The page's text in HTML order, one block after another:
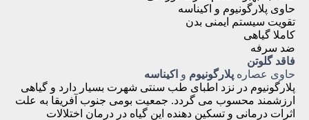
حاوی پلارگونیوم و اکیناسه
تقویت سیستم ایمنی بدن
کاملا گیاهی
ضد سرفه
فاقد گلوتن
حاوی عصاره پلارگونیوم و اکیناسه
پلارگونیوم در نزد اطبای طب سنتی شهرت بسیار دارد و گیاهی
ارزشمند محسوب می گردد. جمعیت بومی جنوب آفریقا به علت
اثرات درمانی و تسکین دهنده این گیاه در درمان اختلالات